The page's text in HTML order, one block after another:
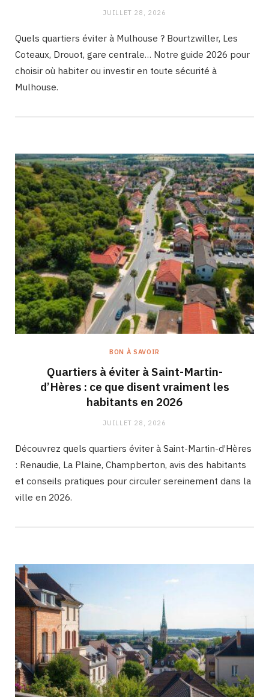
JUILLET 28, 2026
Quels quartiers éviter à Mulhouse ? Bourtzwiller, Les
Coteaux, Drouot, gare centrale… Notre guide 2026 pour
choisir où habiter ou investir en toute sécurité à
Mulhouse.
BON À SAVOIR
Quartiers à éviter à Saint-Martin-
d’Hères : ce que disent vraiment les
habitants en 2026
JUILLET 28, 2026
Découvrez quels quartiers éviter à Saint-Martin-d’Hères
: Renaudie, La Plaine, Champberton, avis des habitants
et conseils pratiques pour circuler sereinement dans la
ville en 2026.